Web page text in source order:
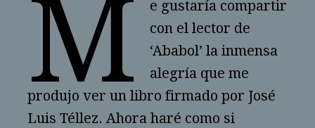
M
e gustaría compartir
con el lector de
‘Ababol’ la inmensa
alegría que me
produjo ver un libro firmado por José
Luis Téllez. Ahora haré como si